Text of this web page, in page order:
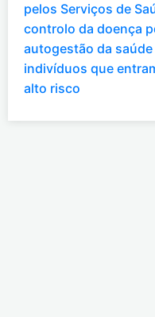
pelos Serviços de
controlo da doença
autogestão da
indivíduos que
alto risco